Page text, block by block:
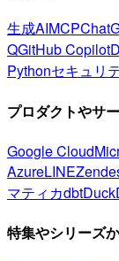
生成AIMCP
QGitHub Copilot
Pythonセキュリ
プロダクトやサ
Google Cloud
AzureLINE
マティカdbt
特集やシリーズ